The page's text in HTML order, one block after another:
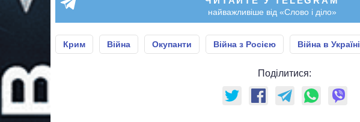
найважливіше від «Слово і діло»
Крим Війна Окупанти Війна з Росією Війна в Україні
Поділитися: